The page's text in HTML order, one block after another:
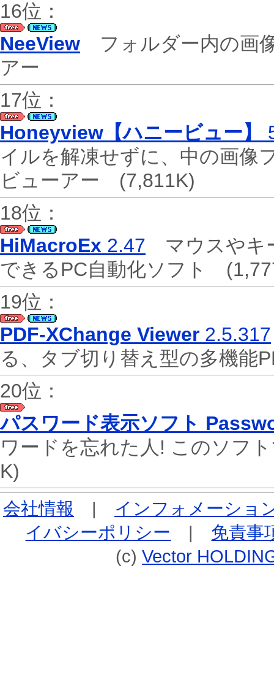
16位：
NeeView フォルダー内の画
アー
17位：
Honeyview【ハニービュー】
イルを解凍せずに、中の画像
ビューアー (7,811K)
18位：
HiMacroEx 2.47 マウスやキ
できるPC自動化ソフト
19位：
PDF-XChange Viewer 2.5.317
る、タブ切り替え型の多機
20位：
パスワード表示ソフト
ワードを忘れた人! このソフ
K)
会社情報 | インフォメーショ
イバシーポリシー | 免責事
(c) Vector